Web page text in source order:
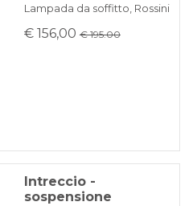
per ordini superiori a 35 €
Lampada da soffitto, Rossini
€ 156,00 € 195.00
Intreccio -
sospensione